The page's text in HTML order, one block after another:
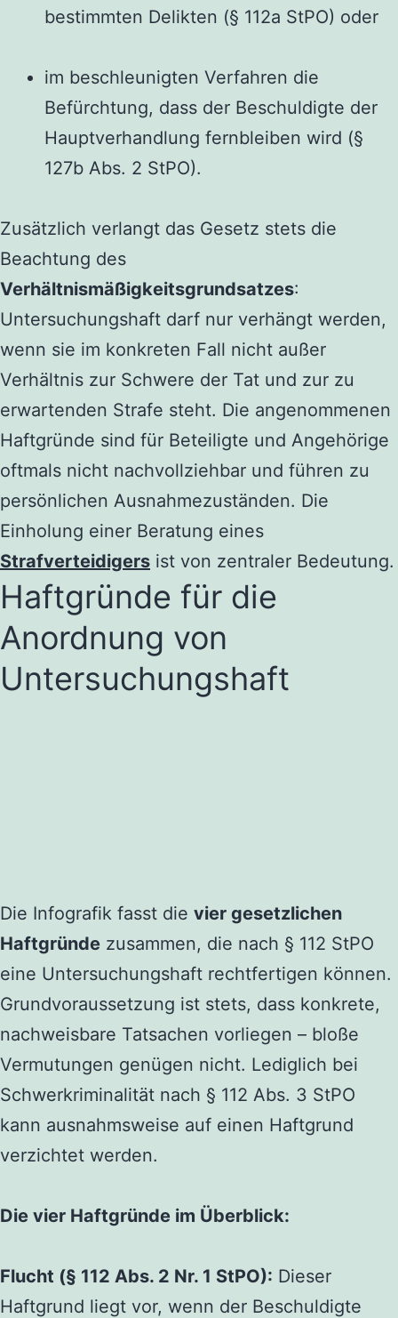
bestimmten Delikten (§ 112a StPO) oder
im beschleunigten Verfahren die
Befürchtung, dass der Beschuldigte der
Hauptverhandlung fernbleiben wird (§
127b Abs. 2 StPO).
Zusätzlich verlangt das Gesetz stets die
Beachtung des
Verhältnismäßigkeitsgrundsatzes:
Untersuchungshaft darf nur verhängt werden,
wenn sie im konkreten Fall nicht außer
Verhältnis zur Schwere der Tat und zur zu
erwartenden Strafe steht. Die angenommenen
Haftgründe sind für Beteiligte und Angehörige
oftmals nicht nachvollziehbar und führen zu
persönlichen Ausnahmezuständen. Die
Einholung einer Beratung eines
Strafverteidigers ist von zentraler Bedeutung.
Haftgründe für die
Anordnung von
Untersuchungshaft
Die Infografik fasst die vier gesetzlichen
Haftgründe zusammen, die nach § 112 StPO
eine Untersuchungshaft rechtfertigen können.
Grundvoraussetzung ist stets, dass konkrete,
nachweisbare Tatsachen vorliegen – bloße
Vermutungen genügen nicht. Lediglich bei
Schwerkriminalität nach § 112 Abs. 3 StPO
kann ausnahmsweise auf einen Haftgrund
verzichtet werden.
Die vier Haftgründe im Überblick:
Flucht (§ 112 Abs. 2 Nr. 1 StPO): Dieser
Haftgrund liegt vor, wenn der Beschuldigte